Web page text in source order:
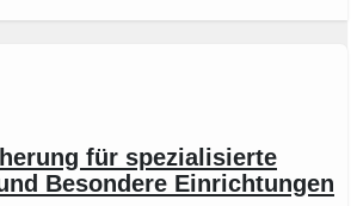
für spezialisierte
Besondere Einrichtungen